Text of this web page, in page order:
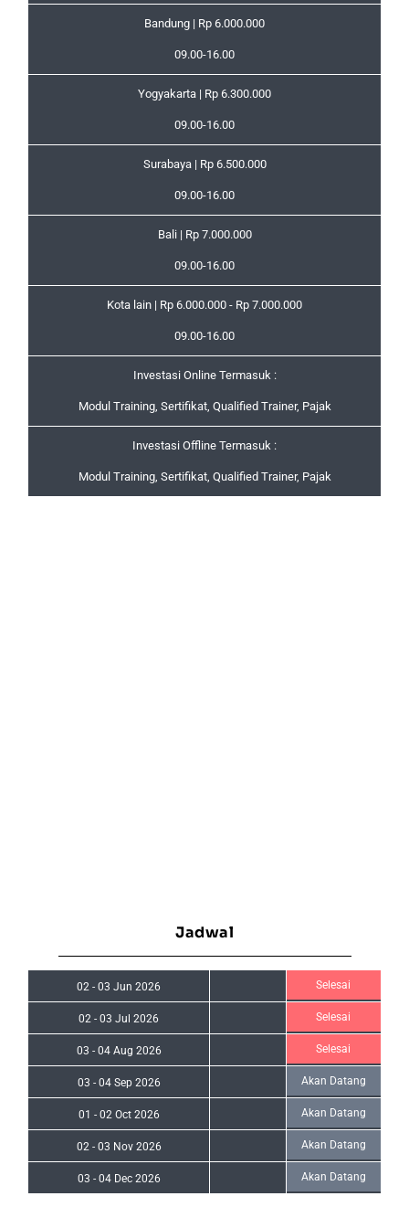
Bandung | Rp 6.000.000
09.00-16.00
Yogyakarta | Rp 6.300.000
09.00-16.00
Surabaya | Rp 6.500.000
09.00-16.00
Bali | Rp 7.000.000
09.00-16.00
Kota lain | Rp 6.000.000 - Rp 7.000.000
09.00-16.00
Investasi Online Termasuk :
Modul Training, Sertifikat, Qualified Trainer, Pajak
Investasi Offline Termasuk :
Modul Training, Sertifikat, Qualified Trainer, Pajak
Jadwal
02 -03 Jun 2026 Selesai
02 -03 Jul 2026 Selesai
03 - 04 Aug 2026 Selesai
03 - 04 Sep 2026 Akan Datang
01 - 02 Oct 2026 Akan Datang
02 - 03 Nov 2026 Akan Datang
03 - 04 Dec 2026 Akan Datang